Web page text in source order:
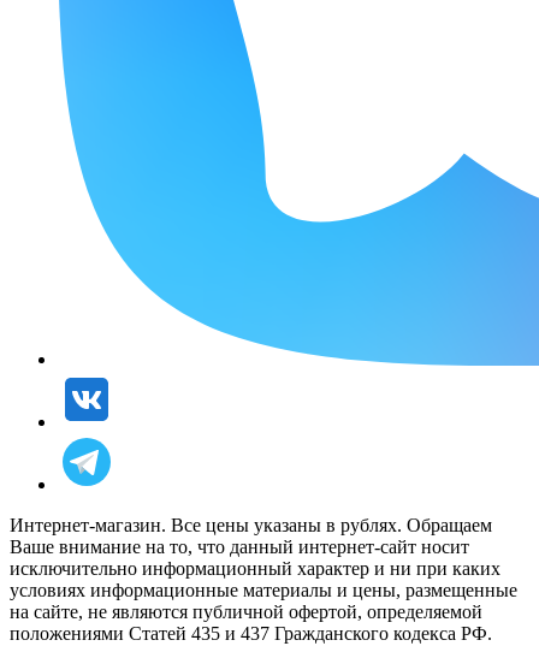
Интернет-магазин. Все цены указаны в рублях. Обращаем
Ваше внимание на то, что данный интернет-сайт носит
исключительно информационный характер и ни при каких
условиях информационные материалы и цены, размещенные
на сайте, не являются публичной офертой, определяемой
положениями Статей 435 и 437 Гражданского кодекса РФ.